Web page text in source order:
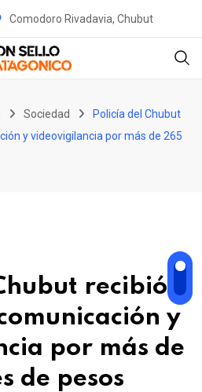
Comodoro Rivadavia, Chubut
Sociedad
Policía del Chubut
y videovigilancia por más de 265
recibió
y
por más de
de pesos